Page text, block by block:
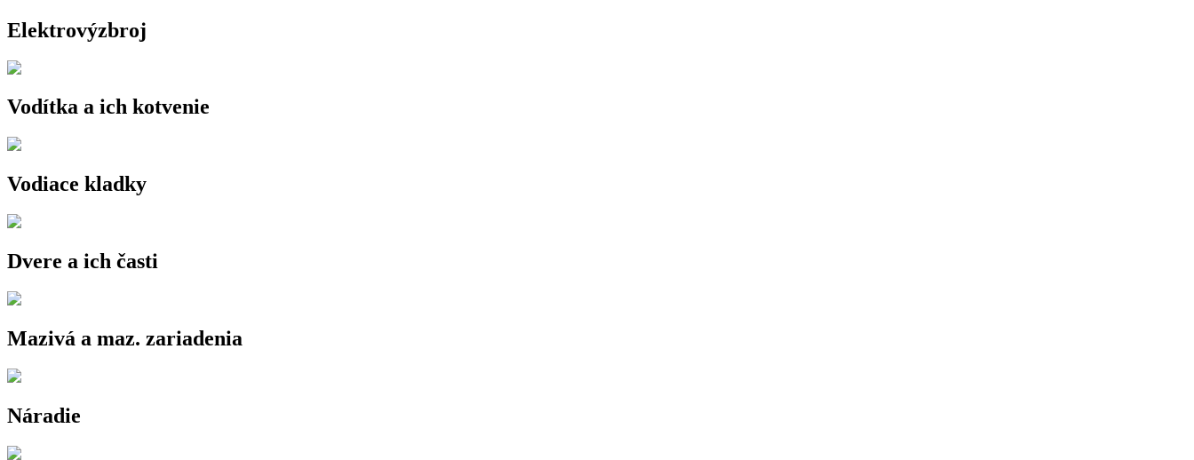
Elektrovýzbroj
Vodítka a ich kotvenie
Vodiace kladky
Dvere a ich časti
Mazivá a maz. zariadenia
Náradie